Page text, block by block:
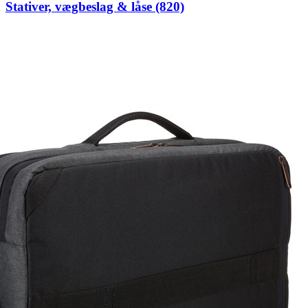
Stativer, vægbeslag & låse (820)